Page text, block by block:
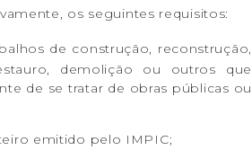
os seguintes requisitos:
de construção, reconstrução,
demolição ou outros que
de se tratar de obras públicas ou
emitido pelo IMPIC;